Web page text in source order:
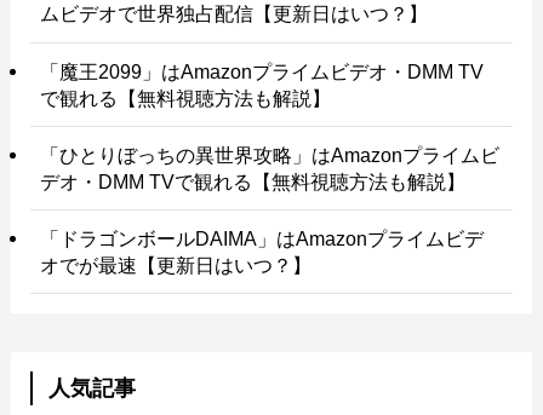
ムビデオで世界独占配信【更新日はいつ？】
「魔王2099」はAmazonプライムビデオ・DMM TV
で観れる【無料視聴方法も解説】
「ひとりぼっちの異世界攻略」はAmazonプライムビ
デオ・DMM TVで観れる【無料視聴方法も解説】
「ドラゴンボールDAIMA」はAmazonプライムビデ
オでが最速【更新日はいつ？】
人気記事